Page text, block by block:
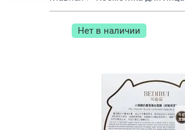
Нет в наличии